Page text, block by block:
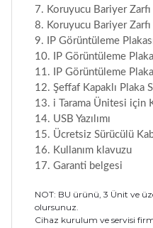
Koruyucu Bariyer
Koruyucu Bariyer
IP Görüntüleme
IP Görüntüleme
IP Görüntüleme
Şeffaf Kapaklı Plaka
i Tarama Ünitesi için
USB Yazılımı
Ücretsiz Sürücülü
Kullanım klavuzu
Garanti belgesi
NOT: BU ürünü, 3 Ünit ve
olursunuz.
Cihaz kurulum ve servisi